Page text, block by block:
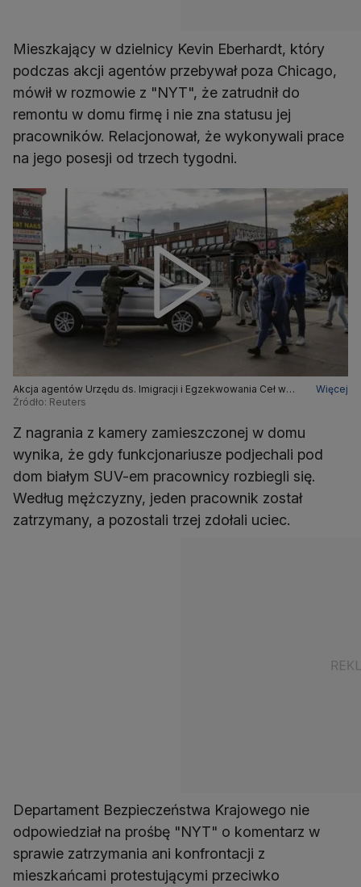
Mieszkający w dzielnicy Kevin Eberhardt, który
podczas akcji agentów przebywał poza Chicago,
mówił w rozmowie z "NYT", że zatrudnił do
remontu w domu firmę i nie zna statusu jej
pracowników. Relacjonował, że wykonywali prace
na jego posesji od trzech tygodni.
Akcja agentów Urzędu ds. Imigracji i Egzekwowania Ceł w
dzielnicy Chicago Lakeview
Więcej
Źródło: Reuters
Z nagrania z kamery zamieszczonej w domu
wynika, że gdy funkcjonariusze podjechali pod
dom białym SUV-em pracownicy rozbiegli się.
Według mężczyzny, jeden pracownik został
zatrzymany, a pozostali trzej zdołali uciec.
Departament Bezpieczeństwa Krajowego nie
odpowiedział na prośbę "NYT" o komentarz w
sprawie zatrzymania ani konfrontacji z
mieszkańcami protestującymi przeciwko